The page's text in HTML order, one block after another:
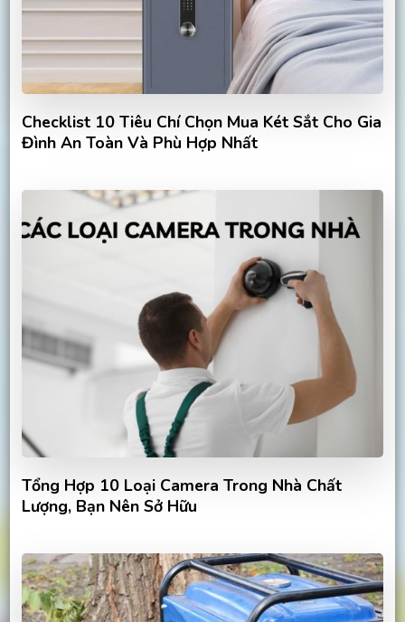
Checklist 10 Tiêu Chí Chọn Mua Két Sắt Cho Gia
Đình An Toàn Và Phù Hợp Nhất
Tổng Hợp 10 Loại Camera Trong Nhà Chất
Lượng, Bạn Nên Sở Hữu